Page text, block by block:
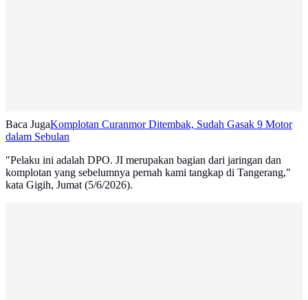
Baca JugaKomplotan Curanmor Ditembak, Sudah Gasak 9 Motor
dalam Sebulan
"Pelaku ini adalah DPO. JI merupakan bagian dari jaringan dan
komplotan yang sebelumnya pernah kami tangkap di Tangerang,"
kata Gigih, Jumat (5/6/2026).